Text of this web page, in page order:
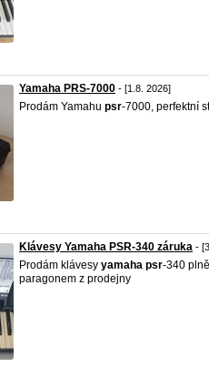
Yamaha PRS-7000 - [1.8. 2026]
Prodám Yamahu psr-7000, perfektní
Klávesy Yamaha PSR-340 záruka -
Prodám klávesy yamaha psr-340
paragonem z prodejny